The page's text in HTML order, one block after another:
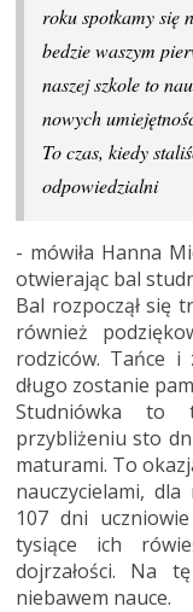
roku spotkamy się
bedzie waszym
naszej szkole to
nowych
To czas, kiedy
odpowiedzialni
- mówiła Hanna
otwierając bal
Bal rozpoczął się
również
rodziców. Tańce
długo zostanie
Studniówka to
przybliżeniu sto
maturami. To
nauczycielami,
107 dni
tysiące ich
dojrzałości. Na
niebawem nauce.